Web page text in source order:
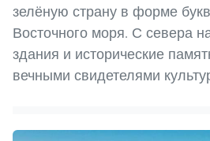
зелёную страну в форме
Восточного моря. С севера
здания и исторические
вечными свидетелями